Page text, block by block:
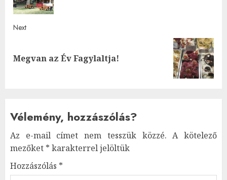
Next
Next
post:
Megvan az Év Fagylaltja!
Vélemény, hozzászólás?
Az e-mail címet nem tesszük közzé. A kötelező
mezőket * karakterrel jelöltük
Hozzászólás *